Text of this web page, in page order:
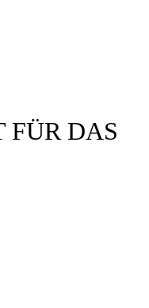
FÜR DAS